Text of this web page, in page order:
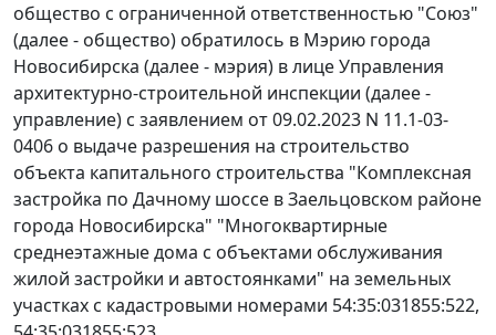
общество с ограниченной ответственностью "Союз"
(далее - общество) обратилось в Мэрию города
Новосибирска (далее - мэрия) в лице Управления
архитектурно-строительной инспекции (далее -
управление) с заявлением от 09.02.2023 N 11.1-03-
0406 о выдаче разрешения на строительство
объекта капитального строительства "Комплексная
застройка по Дачному шоссе в Заельцовском районе
города Новосибирска" "Многоквартирные
среднеэтажные дома с объектами обслуживания
жилой застройки и автостоянками" на земельных
участках с кадастровыми номерами 54:35:031855:522,